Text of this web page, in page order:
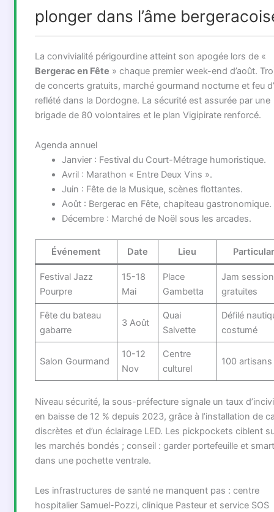
plonger dans l’âme
La convivialité périgourdine atteint son apogée lors de «
Bergerac en Fête » chaque premier week-end d’août.
de concerts gratuits, marché gourmand nocturne et feu
reflété dans la Dordogne. La sécurité est assurée par une
brigade de 80 volontaires et le plan Vigipirate renforcé.
Agenda annuel
Janvier : Festival du Court-Métrage humoristique.
Avril : Marathon « Entre Deux Vins ».
Juin : Fête de la Musique, scènes flottantes.
Août : Bergerac en Fête, chapiteau gastronomique.
Décembre : Marché de Noël sous les arcades.
Événement Date Lieu
Festival Jazz
Pourpre
15-18
Mai
Place
Gambetta
Jam
gratuites
Fête du bateau
gabarre
3 Août
Quai
Salvette
Défilé
costumé
Salon Gourmand
10-12
Nov
Centre
culturel
100 artisans
Niveau sécurité, la sous-préfecture signale un taux
en baisse de 12 % depuis 2023, grâce à l’installation de
discrètes et d’un éclairage LED. Les pickpockets ciblent
les marchés bondés ; conseil : garder portefeuille et
dans une pochette ventrale.
Les infrastructures de santé ne manquent pas : centre
hospitalier Samuel-Pozzi, clinique Pasteur et service SOS